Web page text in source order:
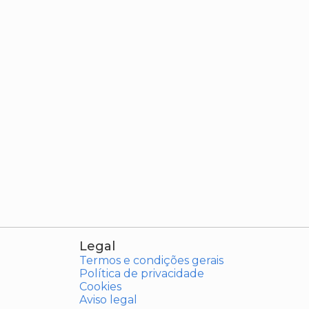
Legal
Termos e condições gerais
Política de privacidade
Cookies
Aviso legal